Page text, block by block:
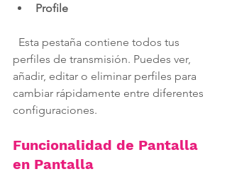
Profile
perfiles de transmisión. Puedes ver,
añadir, editar o eliminar perfiles para
cambiar rápidamente entre diferentes
configuraciones.
Funcionalidad de Pantalla
en Pantalla